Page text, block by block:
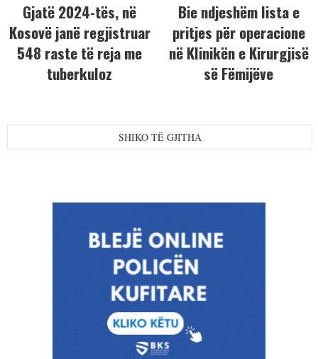
Gjatë 2024-tës, në
Kosovë janë regjistruar
548 raste të reja me
tuberkuloz
Bie ndjeshëm lista e
pritjes për operacione
në Klinikën e Kirurgjisë
së Fëmijëve
SHIKO TË GJITHA